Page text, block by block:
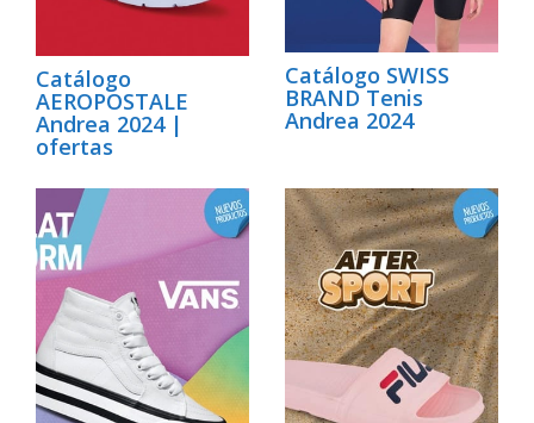
Catálogo
AEROPOSTALE
Andrea 2024 |
ofertas
Catálogo SWISS
BRAND Tenis
Andrea 2024